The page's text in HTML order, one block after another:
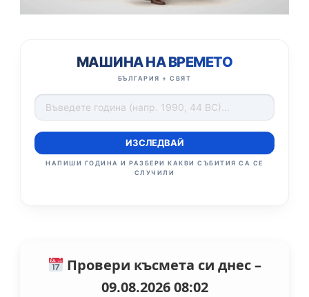
МАШИНА НА ВРЕМЕТО
БЪЛГАРИЯ + СВЯТ
ИЗСЛЕДВАЙ
НАПИШИ ГОДИНА И РАЗБЕРИ КАКВИ СЪБИТИЯ СА СЕ
СЛУЧИЛИ
Провери късмета си днес –
09.08.2026 08:02